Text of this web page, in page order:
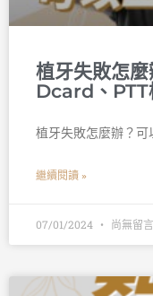
植牙失敗怎
Dcard、PTT
植牙失敗怎麼辦？
繼續閱讀 »
07/01/2024 尚無留言